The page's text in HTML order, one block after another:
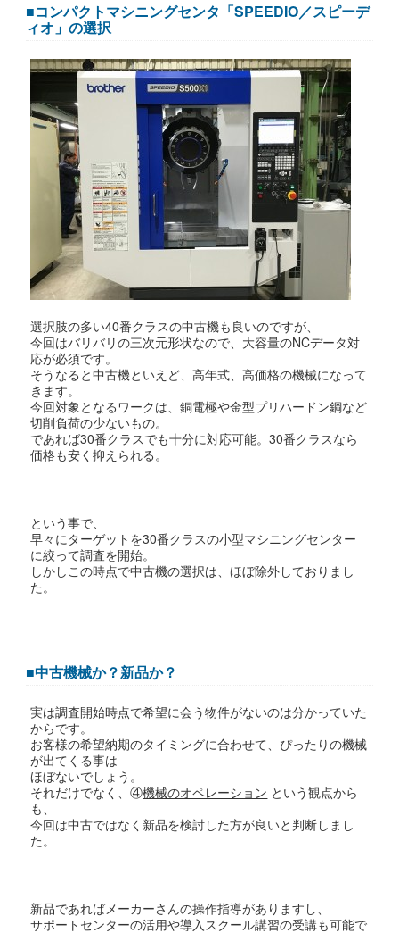
■コンパクトマシニングセンタ「SPEEDIO／スピーデ
ィオ」の選択
選択肢の多い40番クラスの中古機も良いのですが、
今回はバリバリの三次元形状なので、大容量のNCデータ対
応が必須です。
そうなると中古機といえど、高年式、高価格の機械になって
きます。
今回対象となるワークは、銅電極や金型プリハードン鋼など
切削負荷の少ないもの。
であれば30番クラスでも十分に対応可能。30番クラスなら
価格も安く抑えられる。
という事で、
早々にターゲットを30番クラスの小型マシニングセンター
に絞って調査を開始。
しかしこの時点で中古機の選択は、ほぼ除外しておりまし
た。
■中古機械か？新品か？
実は調査開始時点で希望に会う物件がないのは分かっていた
からです。
お客様の希望納期のタイミングに合わせて、ぴったりの機械
が出てくる事は
ほぼないでしょう。
それだけでなく、④機械のオペレーション という観点から
も、
今回は中古ではなく新品を検討した方が良いと判断しまし
た。
新品であればメーカーさんの操作指導がありますし、
サポートセンターの活用や導入スクール講習の受講も可能で